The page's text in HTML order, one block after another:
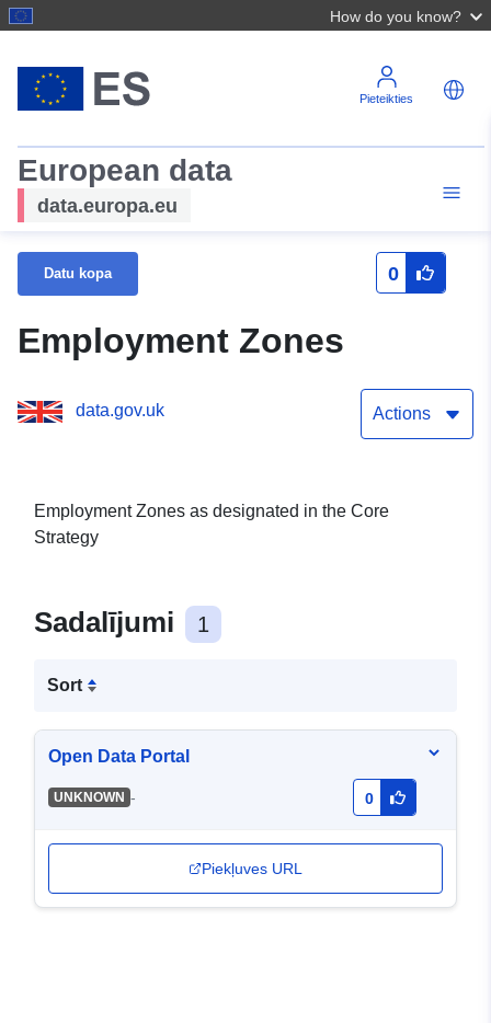
How do you know?
Pieteikties
European data
data.europa.eu
Datu kopa 0
Employment Zones
data.gov.uk Actions
Employment Zones as designated in the Core
Strategy
Sadalījumi 1
Sort
Open Data Portal
UNKNOWN - 0
Piekļuves URL